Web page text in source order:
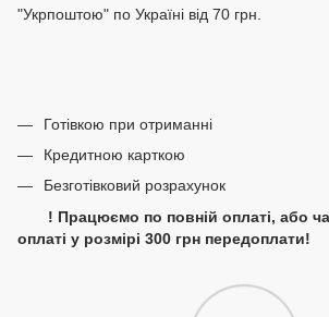
"Укрпоштою" по Україні від 70 грн.
Готівкою при отриманні
Кредитною карткою
Безготівковий розрахунок
! Працюємо по повній оплаті, або
оплаті у розмірі 300 грн передоплати!